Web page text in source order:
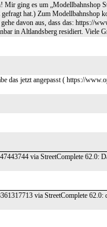
ging es um „Modellbahnshop
hat.) Zum Modellbahnshop
davon aus, dass das: https://
in Altlandsberg residiert. Viele
das jetzt angepasst ( https://
via StreetComplete 62.0:
via StreetComplete 62.0: